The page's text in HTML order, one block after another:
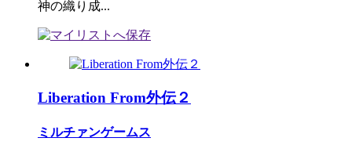
神の織り成...
Liberation From外伝２
ミルチァンゲームス